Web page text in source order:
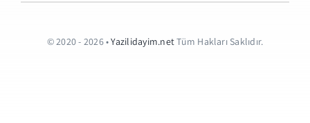
© 2020 - 2026 •Yazilidayim.netTüm Hakları Saklıdır.